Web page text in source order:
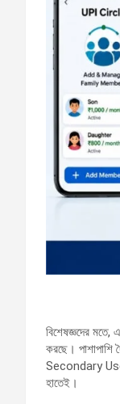
বিশেষজ্ঞদের
করছে। পাশাপাশি
Secondary User-
হাতেই।